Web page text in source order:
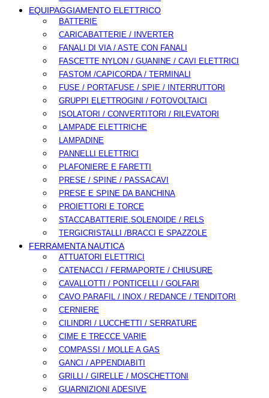
EQUIPAGGIAMENTO ELETTRICO
BATTERIE
CARICABATTERIE / INVERTER
FANALI DI VIA / ASTE CON FANALI
FASCETTE NYLON / GUANINE / CAVI ELETTRICI
FASTOM /CAPICORDA / TERMINALI
FUSE / PORTAFUSE / SPIE / INTERRUTTORI
GRUPPI ELETTROGINI / FOTOVOLTAICI
ISOLATORI / CONVERTITORI / RILEVATORI
LAMPADE ELETTRICHE
LAMPADINE
PANNELLI ELETTRICI
PLAFONIERE E FARETTI
PRESE / SPINE / PASSACAVI
PRESE E SPINE DA BANCHINA
PROIETTORI E TORCE
STACCABATTERIE.SOLENOIDE / RELS
TERGICRISTALLI /BRACCI E SPAZZOLE
FERRAMENTA NAUTICA
ATTUATORI ELETTRICI
CATENACCI / FERMAPORTE / CHIUSURE
CAVALLOTTI / PONTICELLI / GOLFARI
CAVO PARAFIL / INOX / REDANCE / TENDITORI
CERNIERE
CILINDRI / LUCCHETTI / SERRATURE
CIME E TRECCE VARIE
COMPASSI / MOLLE A GAS
GANCI / APPENDIABITI
GRILLI / GIRELLE / MOSCHETTONI
GUARNIZIONI ADESIVE